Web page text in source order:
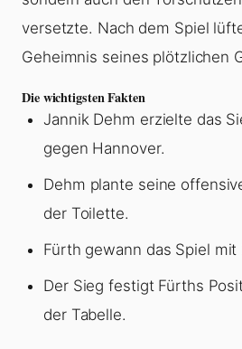
versetzte. Nach dem Spiel
Geheimnis seines plötzlichen
Die wichtigsten Fakten
Jannik Dehm erzielte das
gegen Hannover.
Dehm plante seine
der Toilette.
Fürth gewann das Spiel mit
Der Sieg festigt Fürths
der Tabelle.